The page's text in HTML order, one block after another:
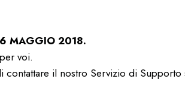
MAGGIO 2018.
voi.
contattare il nostro Servizio di